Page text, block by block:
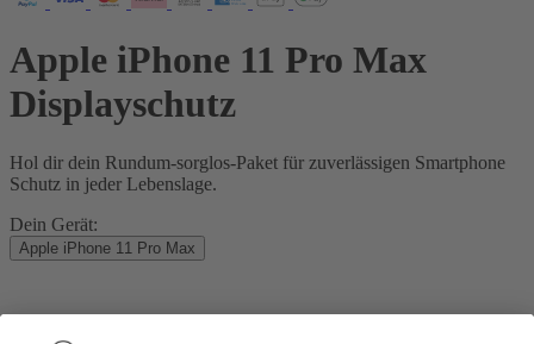
Apple iPhone 11 Pro Max
Displayschutz
Hol dir dein Rundum-sorglos-Paket für zuverlässigen Smartphone
Schutz in jeder Lebenslage.
Dein Gerät:
Apple iPhone 11 Pro Max